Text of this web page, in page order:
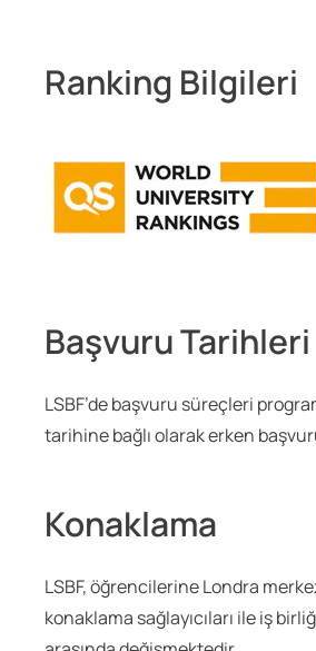
Ranking Bilgileri
Başvuru Tarihleri
LSBF’de başvuru süreçleri
tarihine bağlı olarak erken
Konaklama
LSBF, öğrencilerine Londra
konaklama sağlayıcıları ile iş